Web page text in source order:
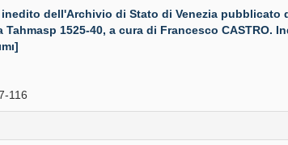
inedito dell'Archivio di Stato di Venezia
1525-40, a cura di Francesco CASTRO.
116